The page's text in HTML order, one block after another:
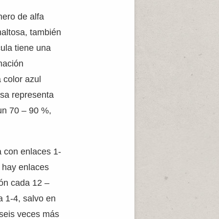
de alfa
también
tiene una
azul
representa
70 – 90 %,
con enlaces 1-
enlaces
cada 12 –
1-4, salvo en
veces más